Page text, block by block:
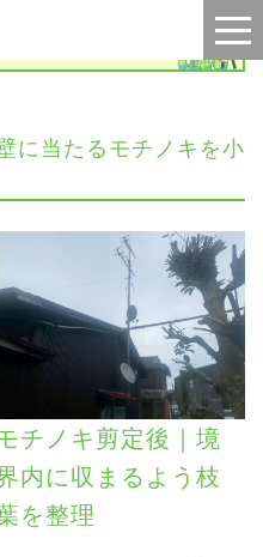
に当たるモチノキを小
チノキ剪定後｜境
内に収まるよう枝
を整理